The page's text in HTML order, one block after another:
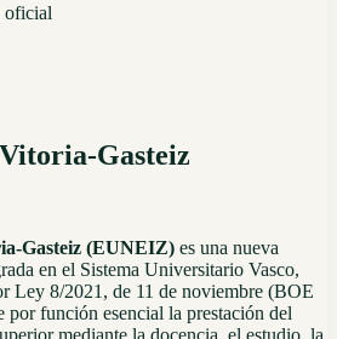
oficial
Gasteiz
Gasteiz (EUNEIZ) es una nueva
en el Sistema Universitario Vasco,
Ley 8/2021, de 11 de noviembre (BOE
por función esencial la prestación del